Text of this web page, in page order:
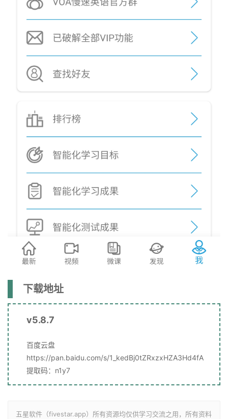
下载地址
v5.8.7
百度云盘
https://pan.baidu.com/s/1_kedBj0tZRxzxHZA3Hd4fA
提取码：n1y7
五星软件（fivestar.app）所有资源均仅供学习交流之用，所有资料